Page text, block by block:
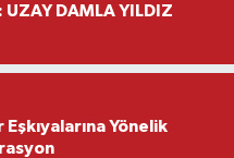
UZAY DAMLA YILDIZ
Eşkıyalarına Yönelik